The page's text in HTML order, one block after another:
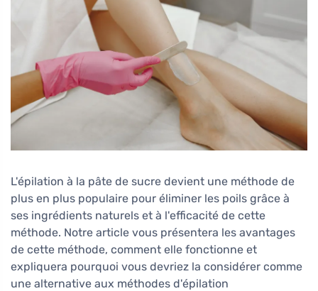
L'épilation à la pâte de sucre devient une méthode de
plus en plus populaire pour éliminer les poils grâce à
ses ingrédients naturels et à l'efficacité de cette
méthode. Notre article vous présentera les avantages
de cette méthode, comment elle fonctionne et
expliquera pourquoi vous devriez la considérer comme
une alternative aux méthodes d'épilation